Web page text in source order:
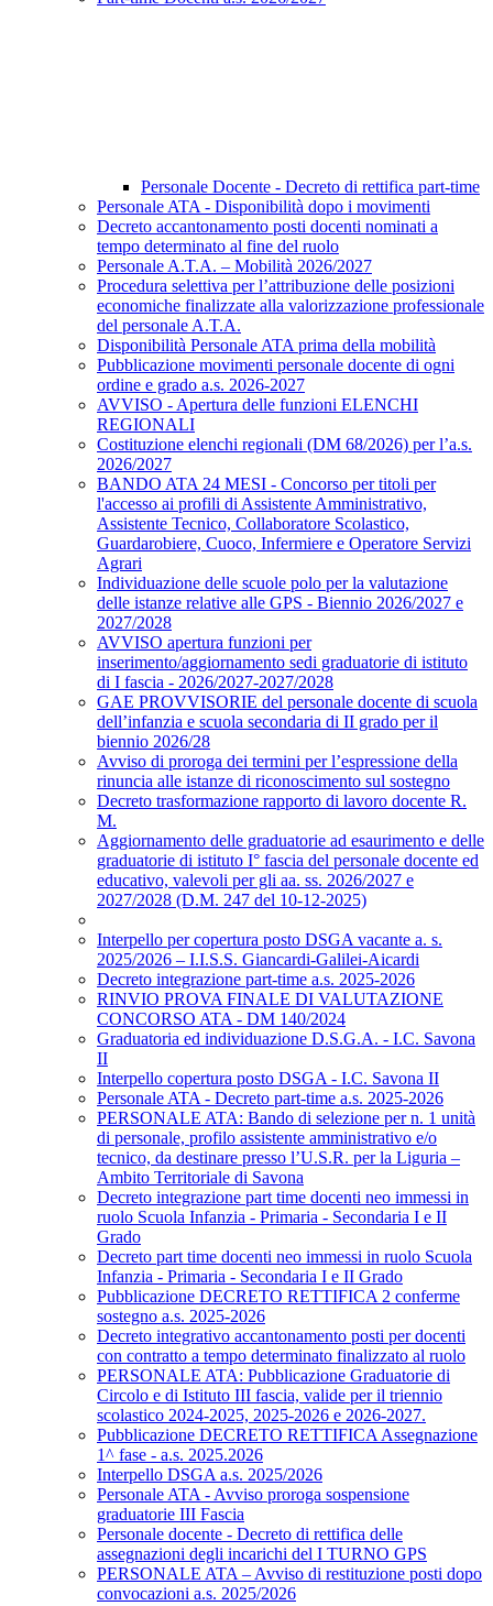
Personale Docente - Decreto di rettifica part-time
Personale ATA - Disponibilità dopo i movimenti
Decreto accantonamento posti docenti nominati a
tempo determinato al fine del ruolo
Personale A.T.A. – Mobilità 2026/2027
Procedura selettiva per l’attribuzione delle posizioni
economiche finalizzate alla valorizzazione professionale
del personale A.T.A.
Disponibilità Personale ATA prima della mobilità
Pubblicazione movimenti personale docente di ogni
ordine e grado a.s. 2026-2027
AVVISO - Apertura delle funzioni ELENCHI
REGIONALI
Costituzione elenchi regionali (DM 68/2026) per l’a.s.
2026/2027
BANDO ATA 24 MESI - Concorso per titoli per
l'accesso ai profili di Assistente Amministrativo,
Assistente Tecnico, Collaboratore Scolastico,
Guardarobiere, Cuoco, Infermiere e Operatore Servizi
Agrari
Individuazione delle scuole polo per la valutazione
delle istanze relative alle GPS - Biennio 2026/2027 e
2027/2028
AVVISO apertura funzioni per
inserimento/aggiornamento sedi graduatorie di istituto
di I fascia - 2026/2027-2027/2028
GAE PROVVISORIE del personale docente di scuola
dell’infanzia e scuola secondaria di II grado per il
biennio 2026/28
Avviso di proroga dei termini per l’espressione della
rinuncia alle istanze di riconoscimento sul sostegno
Decreto trasformazione rapporto di lavoro docente R.
M.
Aggiornamento delle graduatorie ad esaurimento e delle
graduatorie di istituto I° fascia del personale docente ed
educativo, valevoli per gli aa. ss. 2026/2027 e
2027/2028 (D.M. 247 del 10-12-2025)
Interpello per copertura posto DSGA vacante a. s.
2025/2026 – I.I.S.S. Giancardi-Galilei-Aicardi
Decreto integrazione part-time a.s. 2025-2026
RINVIO PROVA FINALE DI VALUTAZIONE
CONCORSO ATA - DM 140/2024
Graduatoria ed individuazione D.S.G.A. - I.C. Savona
II
Interpello copertura posto DSGA - I.C. Savona II
Personale ATA - Decreto part-time a.s. 2025-2026
PERSONALE ATA: Bando di selezione per n. 1 unità
di personale, profilo assistente amministrativo e/o
tecnico, da destinare presso l’U.S.R. per la Liguria –
Ambito Territoriale di Savona
Decreto integrazione part time docenti neo immessi in
ruolo Scuola Infanzia - Primaria - Secondaria I e II
Grado
Decreto part time docenti neo immessi in ruolo Scuola
Infanzia - Primaria - Secondaria I e II Grado
Pubblicazione DECRETO RETTIFICA 2 conferme
sostegno a.s. 2025-2026
Decreto integrativo accantonamento posti per docenti
con contratto a tempo determinato finalizzato al ruolo
PERSONALE ATA: Pubblicazione Graduatorie di
Circolo e di Istituto III fascia, valide per il triennio
scolastico 2024-2025, 2025-2026 e 2026-2027.
Pubblicazione DECRETO RETTIFICA Assegnazione
1^ fase - a.s. 2025.2026
Interpello DSGA a.s. 2025/2026
Personale ATA - Avviso proroga sospensione
graduatorie III Fascia
Personale docente - Decreto di rettifica delle
assegnazioni degli incarichi del I TURNO GPS
PERSONALE ATA – Avviso di restituzione posti dopo
convocazioni a.s. 2025/2026